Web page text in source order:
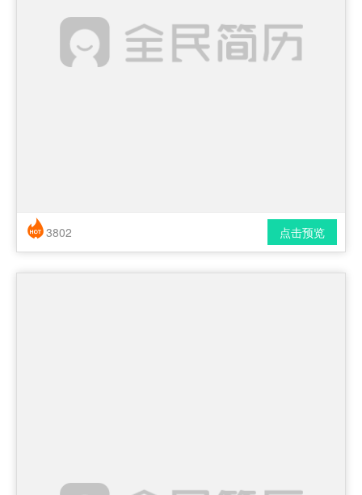
简历风格： 时尚 / 简洁 / 应届生
点击预览
3802